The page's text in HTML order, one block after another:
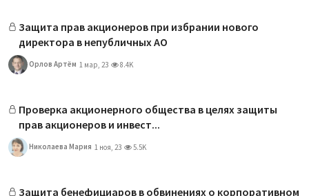
Защита прав акционеров при избрании нового
директора в непубличных АО
Орлов Артём 1 мар, 23 8.4K
Проверка акционерного общества в целях защиты
прав акционеров и инвест...
Николаева Мария 1 ноя, 23 5.5K
Защита бенефициаров в обвинениях о корпоративном